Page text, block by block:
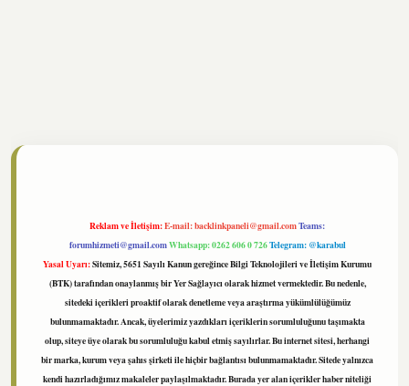
Reklam ve İletişim:E-mail:backlinkpaneli@gmail.comTeams:
forumhizmeti@gmail.comWhatsapp: 0262 606 0 726Telegram: @karabul
Yasal Uyarı:Sitemiz, 5651 Sayılı Kanun gereğince Bilgi Teknolojileri ve İletişim Kurumu
(BTK) tarafından onaylanmış bir Yer Sağlayıcı olarak hizmet vermektedir. Bu nedenle,
sitedeki içerikleri proaktif olarak denetleme veya araştırma yükümlülüğümüz
bulunmamaktadır. Ancak, üyelerimiz yazdıkları içeriklerin sorumluluğunu taşımakta
olup, siteye üye olarak bu sorumluluğu kabul etmiş sayılırlar. Bu internet sitesi, herhangi
bir marka, kurum veya şahıs şirketi ile hiçbir bağlantısı bulunmamaktadır. Sitede yalnızca
kendi hazırladığımız makaleler paylaşılmaktadır. Burada yer alan içerikler haber niteliği